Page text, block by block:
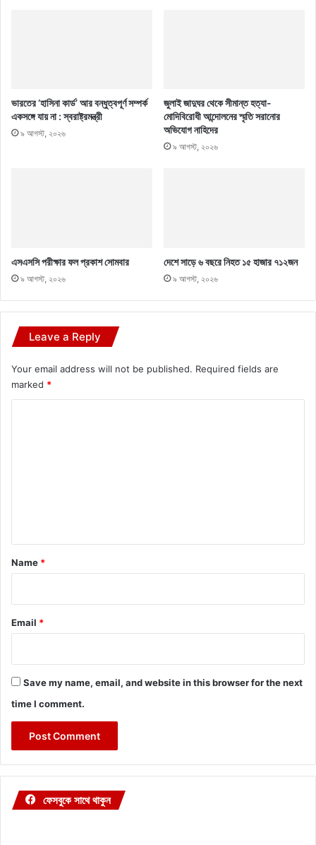
ভারতের ‘হাসিনা কার্ড’ আর বন্ধুত্বপূর্ণ সম্পর্ক
একসঙ্গে যায় না : স্বরাষ্ট্রমন্ত্রী
৯ আগস্ট, ২০২৬
জুলাই জাদুঘর থেকে সীমান্ত হত্যা-
মোদিবিরোধী আন্দোলনের স্মৃতি সরানোর
অভিযোগ নাহিদের
৯ আগস্ট, ২০২৬
এসএসসি পরীক্ষার ফল প্রকাশ সোমবার
৯ আগস্ট, ২০২৬
দেশে সাড়ে ৬ বছরে নিহত ১৫ হাজার ৭১২জন
৯ আগস্ট, ২০২৬
Leave a Reply
Your email address will not be published. Required fields are
marked *
*
Name *
Email *
Save my name, email, and website in this browser for the next
time I comment.
ফেসবুকে সাথে থাকুন